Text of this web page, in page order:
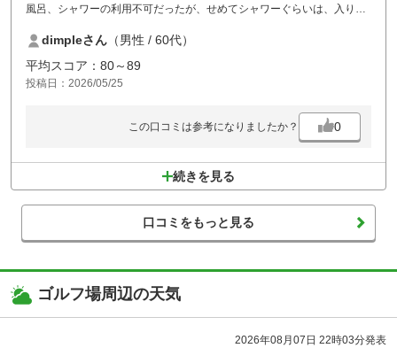
風呂、シャワーの利用不可だったが、せめてシャワーぐらいは、入りた
距離はないが、なかなかトリッキーなコース。
dimpleさん （男性 / 60代）
平均スコア：80～89
投稿日：2026/05/25
この口コミは参考になりましたか？ 0
続きを見る
口コミをもっと見る
ゴルフ場周辺の天気
2026年08月07日 22時03分発表